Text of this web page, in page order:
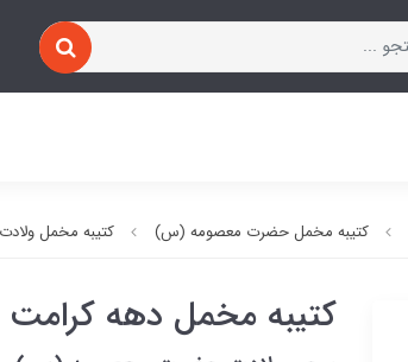
کتیبه مخمل حضرت معصومه (س) کتیبه مخمل
کتیبه مخمل دهه کرامت